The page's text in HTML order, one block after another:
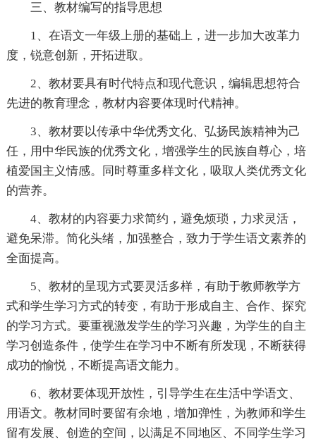
三、教材编写的指导思想
1、在语文一年级上册的基础上，进一步加大改革力
度，锐意创新，开拓进取。
2、教材要具有时代特点和现代意识，编辑思想符合
先进的教育理念，教材内容要体现时代精神。
3、教材要以传承中华优秀文化、弘扬民族精神为己
任，用中华民族的优秀文化，增强学生的民族自尊心，培
植爱国主义情感。同时尊重多样文化，吸取人类优秀文化
的营养。
4、教材的内容要力求简约，避免烦琐，力求灵活，
避免呆滞。简化头绪，加强整合，致力于学生语文素养的
全面提高。
5、教材的呈现方式要灵活多样，有助于教师教学方
式和学生学习方式的转变，有助于形成自主、合作、探究
的学习方式。要重视激发学生的学习兴趣，为学生的自主
学习创造条件，使学生在学习中不断有所发现，不断获得
成功的愉悦，不断提高语文能力。
6、教材要体现开放性，引导学生在生活中学语文、
用语文。教材同时要留有余地，增加弹性，为教师和学生
留有发展、创造的空间，以满足不同地区、不同学生学习